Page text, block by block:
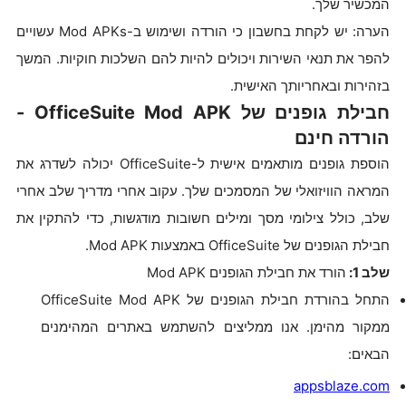
המכשיר שלך.
הערה: יש לקחת בחשבון כי הורדה ושימוש ב-Mod APKs עשויים
להפר את תנאי השירות ויכולים להיות להם השלכות חוקיות. המשך
בזהירות ובאחריותך האישית.
חבילת גופנים של OfficeSuite Mod APK -
הורדה חינם
הוספת גופנים מותאמים אישית ל-OfficeSuite יכולה לשדרג את
המראה הוויזואלי של המסמכים שלך. עקוב אחרי מדריך שלב אחרי
שלב, כולל צילומי מסך ומילים חשובות מודגשות, כדי להתקין את
חבילת הגופנים של OfficeSuite באמצעות Mod APK.
שלב 1:
הורד את חבילת הגופנים Mod APK
התחל בהורדת חבילת הגופנים של OfficeSuite Mod APK
ממקור מהימן. אנו ממליצים להשתמש באתרים המהימנים
הבאים:
appsblaze.com